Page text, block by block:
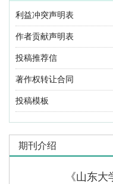
利益冲突声明表
作者贡献声明表
投稿推荐信
著作权转让合同
投稿模板
期刊介绍
《山东大